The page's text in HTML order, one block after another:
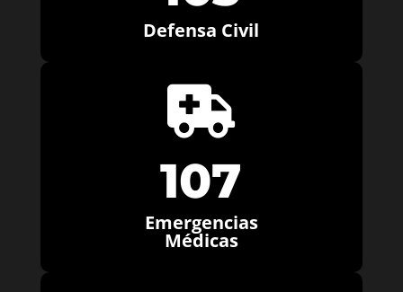
Defensa Civil

107
Emergencias
Médicas